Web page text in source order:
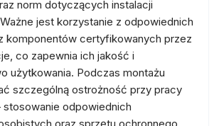
norm dotyczących instalacji
jest korzystanie z odpowiednich
komponentów certyfikowanych przez
co zapewnia ich jakość i
użytkowania. Podczas montażu
szczególną ostrożność przy pracy
odpowiednich